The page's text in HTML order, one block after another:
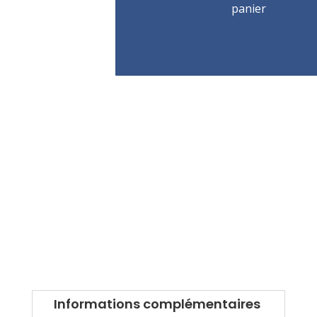
panier
Informations complémentaires